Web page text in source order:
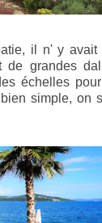
il n' y
de grandes
échelles
simple, on